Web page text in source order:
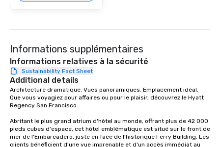
walking in between,
countless
down at each venue
traverse along the
experiences not only
Informations supplémentaires
Informations relatives à la sécurité
Sustainability Fact Sheet
Additional details
Architecture dramatique. Vues panoramiques. Emplacement idéal.
Que vous voyagiez pour affaires ou pour le plaisir, découvrez le Hyatt
Regency San Francisco.
Abritant le plus grand atrium d'hôtel au monde, offrant plus de 42 000
pieds cubes d'espace, cet hôtel emblématique est situé sur le front de
mer de l'Embarcadero, juste en face de l'historique Ferry Building. Les
clients bénéficient d'une vue imprenable et d'un accès immédiat au